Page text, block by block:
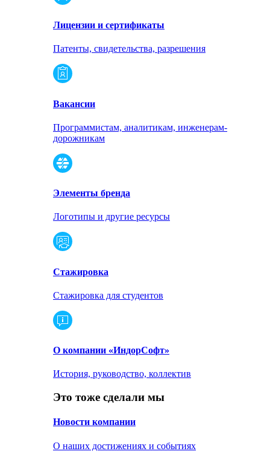
Лицензии и сертификаты
Патенты, свидетельства, разрешения
Вакансии
Программистам, аналитикам, инженерам-
дорожникам
Элементы бренда
Логотипы и другие ресурсы
Стажировка
Стажировка для студентов
О компании «ИндорСофт»
История, руководство, коллектив
Это тоже сделали мы
Новости компании
О наших достижениях и событиях